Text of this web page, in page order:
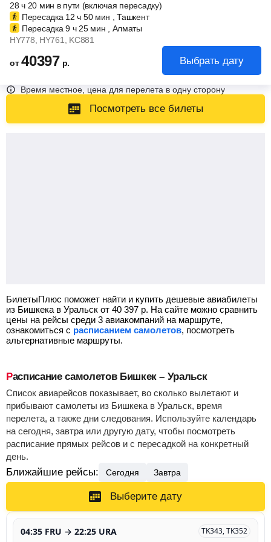
28ч20 мин в пути (включая пересадку)
Пересадка 12ч 50 мин , Ташкент
Пересадка 9 ч25 мин , Алматы
HY778 , HY761 , KC881
от40397 р. Выбрать дату
Время местное, цена для перелета в одну сторону
Посмотреть все билеты
БилетыПлюс поможет найти и купить дешевые авиабилеты
из Бишкека в Уральск от 40 397 р. На сайте можно сравнить
цены на рейсы среди 3 авиакомпаний на маршруте,
ознакомиться с расписанием самолетов, посмотреть
альтернативные маршруты.
Расписание самолетов Бишкек – Уральск
Список авиарейсов показывает, во сколько вылетают и
прибывают самолеты из Бишкека в Уральск, время
перелета, а также дни следования. Используйте календарь
на сегодня, завтра или другую дату, чтобы посмотреть
расписание прямых рейсов и с пересадкой на конкретный
день.
Ближайшие рейсы: Сегодня Завтра
Выберите дату
04:35 FRU → 22:25 URA TK343, TK352